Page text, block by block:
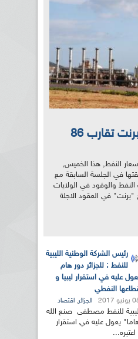
نفط: أسعار خام برنت تقارب 86
النفط, هذا الخميس,
في الجلسة السابقة مع
والوقود في الولايات
"برنت" في العقود الاجلة
رئيس الشركة الوطنية الليبية
للنفط : للجزائر دور هام
عليه في استقرار ليبيا و
النفطي
2017 الجزائر, اقتصاد
للنفط مصطفى صنع الله
هاما" يعول عليه في استقرار